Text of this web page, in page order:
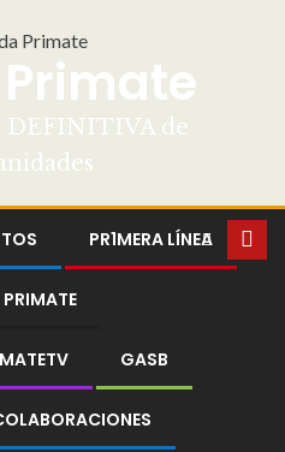
DEFINITIVA de
PR1MERA LÍNEA
GASB